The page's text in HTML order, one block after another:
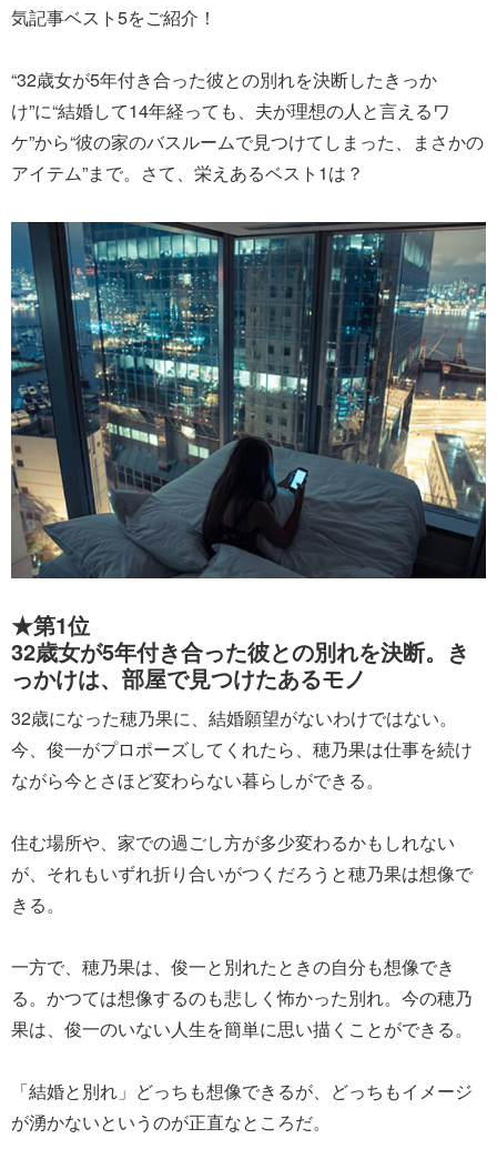
気記事ベスト5をご紹介！
“32歳女が5年付き合った彼との別れを決断したきっか
け”に“結婚して14年経っても、夫が理想の人と言えるワ
ケ”から“彼の家のバスルームで見つけてしまった、まさかの
アイテム”まで。さて、栄えあるベスト1は？
★第1位
32歳女が5年付き合った彼との別れを決断。き
っかけは、部屋で見つけたあるモノ
32歳になった穂乃果に、結婚願望がないわけではない。
今、俊一がプロポーズしてくれたら、穂乃果は仕事を続け
ながら今とさほど変わらない暮らしができる。
住む場所や、家での過ごし方が多少変わるかもしれない
が、それもいずれ折り合いがつくだろうと穂乃果は想像で
きる。
一方で、穂乃果は、俊一と別れたときの自分も想像でき
る。かつては想像するのも悲しく怖かった別れ。今の穂乃
果は、俊一のいない人生を簡単に思い描くことができる。
「結婚と別れ」どっちも想像できるが、どっちもイメージ
が湧かないというのが正直なところだ。